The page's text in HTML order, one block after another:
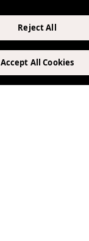
Reject All
Accept All Cookies